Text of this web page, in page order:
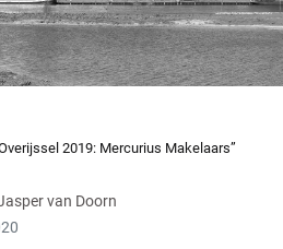
2019: Mercurius Makelaars”
van Doorn